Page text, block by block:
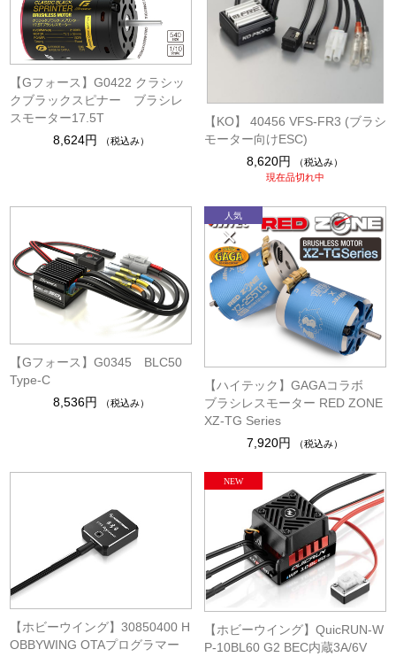
【Gフォース】G0422 クラシッ
クブラックスピナー ブラシレ
スモーター17.5T
8,624円
（税込み）
【KO】 40456 VFS-FR3 (ブラシ
モーター向けESC)
8,620円
（税込み）
現在品切れ中
【Gフォース】G0345 BLC50
Type-C
8,536円
（税込み）
【ハイテック】GAGAコラボ
ブラシレスモーター RED ZONE
XZ-TG Series
7,920円
（税込み）
【ホビーウイング】30850400 H
OBBYWING OTAプログラマー
【ホビーウイング】QuicRUN-W
P-10BL60 G2 BEC内蔵3A/6V